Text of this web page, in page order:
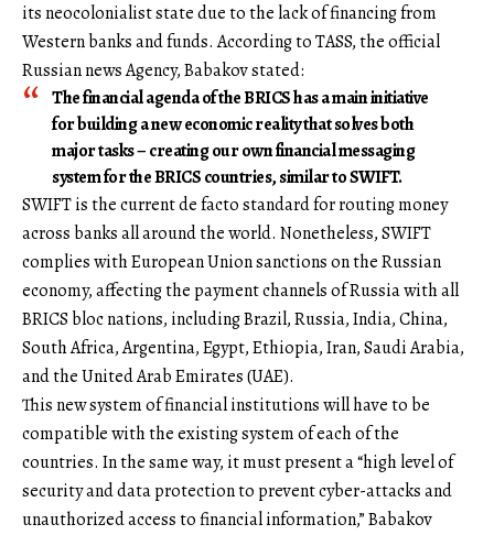
its neocolonialist state due to the lack of financing from
Western banks and funds. According to TASS, the official
Russian news Agency, Babakov stated:
The financial agenda of the BRICS has a main initiative
for building a new economic reality that solves both
major tasks – creating our own financial messaging
system for the BRICS countries, similar to SWIFT.
SWIFT is the current de facto standard for routing money
across banks all around the world. Nonetheless, SWIFT
complies with European Union sanctions on the Russian
economy, affecting the payment channels of Russia with all
BRICS bloc nations, including Brazil, Russia, India, China,
South Africa, Argentina, Egypt, Ethiopia, Iran, Saudi Arabia,
and the United Arab Emirates (UAE).
This new system of financial institutions will have to be
compatible with the existing system of each of the
countries. In the same way, it must present a “high level of
security and data protection to prevent cyber-attacks and
unauthorized access to financial information,” Babakov